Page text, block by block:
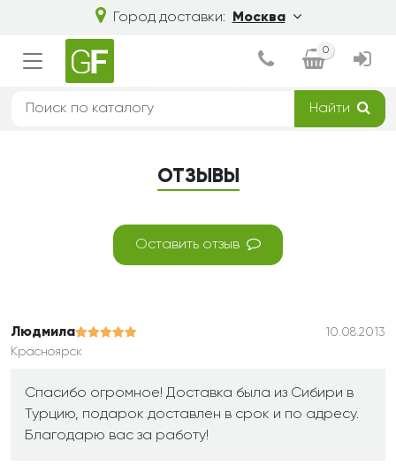
Город доставки: Москва
0
Найти
ОТЗЫВЫ
Оставить отзыв
Людмила
10.08.2013
Красноярск
Спасибо огромное! Доставка была из Сибири в
Турцию, подарок доставлен в срок и по адресу.
Благодарю вас за работу!